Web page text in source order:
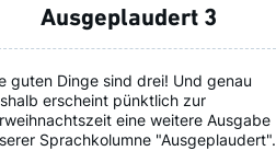
Ausgeplaudert 3
guten Dinge sind drei! Und genau
erscheint pünktlich zur
eine weitere Ausgabe
Sprachkolumne "Ausgeplaudert".